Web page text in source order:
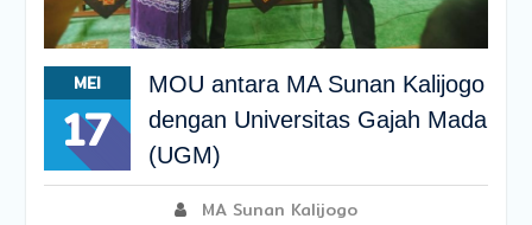
MEI
17
MOU antara MA Sunan Kalijogo
dengan Universitas Gajah Mada
(UGM)
MA Sunan Kalijogo